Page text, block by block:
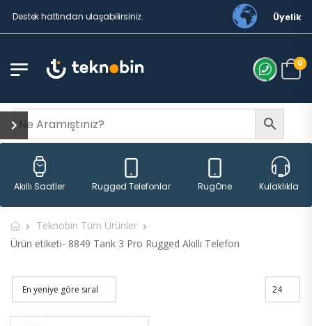
hattından ulaşabilirsiniz. Üyelik
0
Akıllı Saatler Rugged Telefonlar RugOne Kulaklıklar
Teknobin Tüm Ürünler
Ürün etiketi- 8849 Tank 3 Pro Rugged Akıllı Telefon